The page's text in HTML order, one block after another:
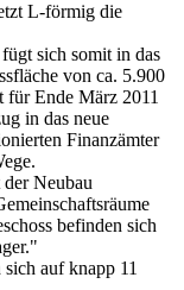
L-förmig die
sich somit in das
von ca. 5.900
für Ende März 2011
in das neue
Finanzämter
Neubau
befinden sich
auf knapp 11